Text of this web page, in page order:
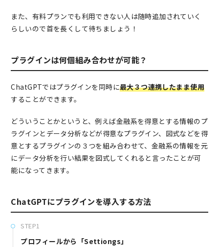
また、有料プランでも利用できない人は随時追加されていく
らしいので首を長くして待ちましょう！
プラグインは何個組み合わせが可能？
ChatGPTではプラグインを同時に最大３つ連携したまま使用
することができます。
どういうことかというと、例えば金融系を得意とする情報のプ
ラグインとデータ分析などが得意なプラグイン、図式などを得
意とするプラグインの３つを組み合わせて、金融系の情報を元
にデータ分析を行い結果を図式してくれると言ったことが可
能になってきます。
ChatGPTにプラグインを導入する方法
STEP1
プロフィールから「Settiongs」